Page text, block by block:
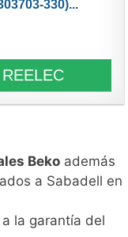
330)...
Bekoademás
a Sabadell en
la garantía del